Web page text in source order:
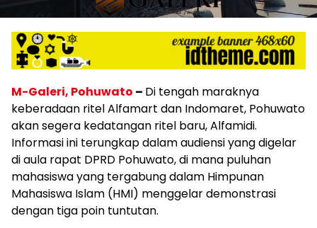
M-Galeri, Pohuwato – Di tengah maraknya
keberadaan ritel Alfamart dan Indomaret, Pohuwato
akan segera kedatangan ritel baru, Alfamidi.
Informasi ini terungkap dalam audiensi yang digelar
di aula rapat DPRD Pohuwato, di mana puluhan
mahasiswa yang tergabung dalam Himpunan
Mahasiswa Islam (HMI) menggelar demonstrasi
dengan tiga poin tuntutan.